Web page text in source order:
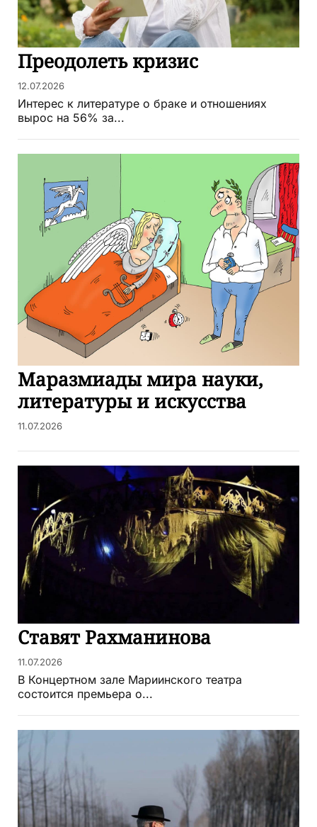
Преодолеть кризис
12.07.2026
Интерес к литературе о браке и отношениях
вырос на 56% за...
Маразмиады мира науки,
литературы и искусства
11.07.2026
Ставят Рахманинова
11.07.2026
В Концертном зале Мариинского театра
состоится премьера о...